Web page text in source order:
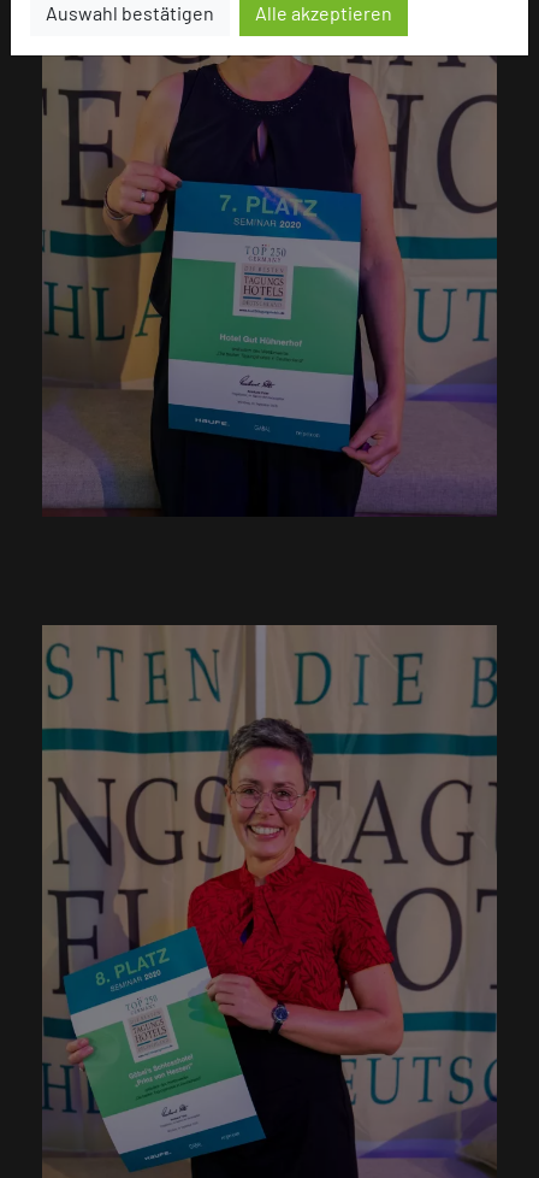
Auswahl bestätigen Alle akzeptieren